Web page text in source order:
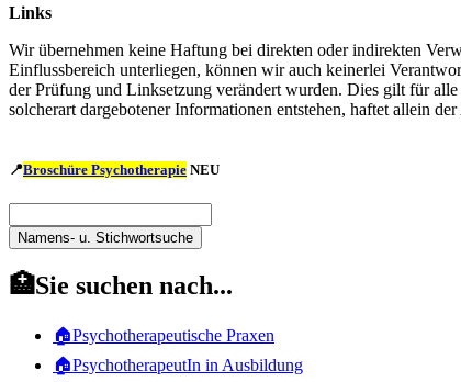
Links
Wir übernehmen keine Haftung bei direkten oder indirekten
Einflussbereich unterliegen, können wir auch keinerlei
der Prüfung und Linksetzung verändert wurden. Dies gilt für
solcherart dargebotener Informationen entstehen, haftet allein
📍Broschüre Psychotherapie NEU
Namens-
u.
Stichwortsuche
u.
Stichwortsuche
🏥Sie suchen nach...
🏠Psychotherapeutische Praxen
🏠PsychotherapeutIn in Ausbildung